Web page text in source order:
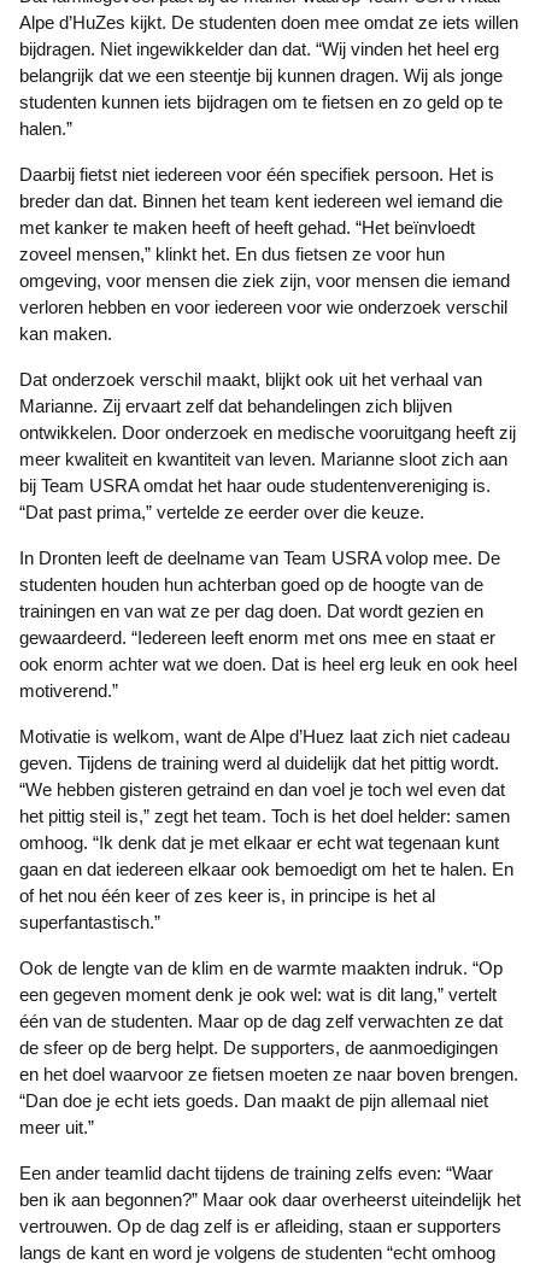
Alpe d’HuZes kijkt. De studenten doen mee omdat ze iets willen
bijdragen. Niet ingewikkelder dan dat. “Wij vinden het heel erg
belangrijk dat we een steentje bij kunnen dragen. Wij als jonge
studenten kunnen iets bijdragen om te fietsen en zo geld op te
halen.”
Daarbij fietst niet iedereen voor één specifiek persoon. Het is
breder dan dat. Binnen het team kent iedereen wel iemand die
met kanker te maken heeft of heeft gehad. “Het beïnvloedt
zoveel mensen,” klinkt het. En dus fietsen ze voor hun
omgeving, voor mensen die ziek zijn, voor mensen die iemand
verloren hebben en voor iedereen voor wie onderzoek verschil
kan maken.
Dat onderzoek verschil maakt, blijkt ook uit het verhaal van
Marianne. Zij ervaart zelf dat behandelingen zich blijven
ontwikkelen. Door onderzoek en medische vooruitgang heeft zij
meer kwaliteit en kwantiteit van leven. Marianne sloot zich aan
bij Team USRA omdat het haar oude studentenvereniging is.
“Dat past prima,” vertelde ze eerder over die keuze.
In Dronten leeft de deelname van Team USRA volop mee. De
studenten houden hun achterban goed op de hoogte van de
trainingen en van wat ze per dag doen. Dat wordt gezien en
gewaardeerd. “Iedereen leeft enorm met ons mee en staat er
ook enorm achter wat we doen. Dat is heel erg leuk en ook heel
motiverend.”
Motivatie is welkom, want de Alpe d’Huez laat zich niet cadeau
geven. Tijdens de training werd al duidelijk dat het pittig wordt.
“We hebben gisteren getraind en dan voel je toch wel even dat
het pittig steil is,” zegt het team. Toch is het doel helder: samen
omhoog. “Ik denk dat je met elkaar er echt wat tegenaan kunt
gaan en dat iedereen elkaar ook bemoedigt om het te halen. En
of het nou één keer of zes keer is, in principe is het al
superfantastisch.”
Ook de lengte van de klim en de warmte maakten indruk. “Op
een gegeven moment denk je ook wel: wat is dit lang,” vertelt
één van de studenten. Maar op de dag zelf verwachten ze dat
de sfeer op de berg helpt. De supporters, de aanmoedigingen
en het doel waarvoor ze fietsen moeten ze naar boven brengen.
“Dan doe je echt iets goeds. Dan maakt de pijn allemaal niet
meer uit.”
Een ander teamlid dacht tijdens de training zelfs even: “Waar
ben ik aan begonnen?” Maar ook daar overheerst uiteindelijk het
vertrouwen. Op de dag zelf is er afleiding, staan er supporters
langs de kant en word je volgens de studenten “echt omhoog